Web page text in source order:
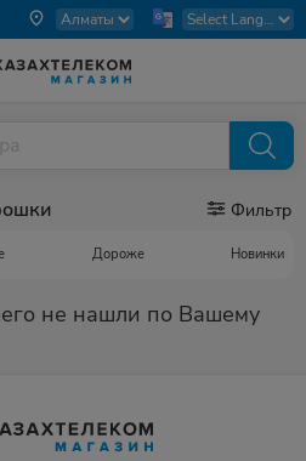
Фильтр
Дороже Новинки
не нашли по Вашему